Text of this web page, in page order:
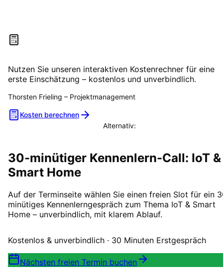
Kosten selbst berechnen
Nutzen Sie unseren interaktiven Kostenrechner für eine
erste Einschätzung – kostenlos und unverbindlich.
Thorsten Frieling – Projektmanagement
Kosten berechnen
Alternativ:
30-minütiger Kennenlern-Call: IoT &
Smart Home
Auf der Terminseite wählen Sie einen freien Slot für ein
minütiges Kennenlerngespräch zum Thema IoT & Smart
Home – unverbindlich, mit klarem Ablauf.
Kostenlos & unverbindlich · 30 Minuten Erstgespräch
Nächsten freien Termin buchen